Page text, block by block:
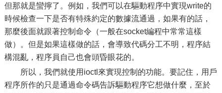
但那就是蠻擰了。例如，我們可以在驅動程序中實現write的
時候檢查一下是否有特殊約定的數據流通過，如果有的話，
那麼後面就跟著控制命令（一般在socket編程中常常這樣
做）。但是如果這樣做的話，會導致代碼分工不明，程序結
構混亂，程序員自己也會頭昏眼花的。
所以，我們就使用ioctl來實現控制的功能。要記住，用戶
程序所作的只是通過命令碼告訴驅動程序它想做什麼，至於